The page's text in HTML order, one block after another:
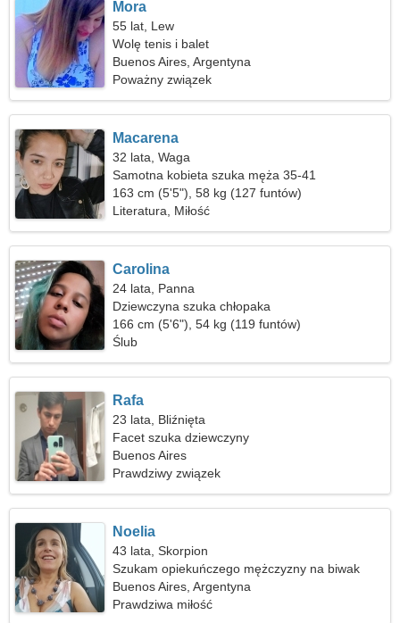
Mora
55 lat, Lew
Wolę tenis i balet
Buenos Aires, Argentyna
Poważny związek
Macarena
32 lata, Waga
Samotna kobieta szuka męża 35-41
163 cm (5'5"), 58 kg (127 funtów)
Literatura, Miłość
Carolina
24 lata, Panna
Dziewczyna szuka chłopaka
166 cm (5'6"), 54 kg (119 funtów)
Ślub
Rafa
23 lata, Bliźnięta
Facet szuka dziewczyny
Buenos Aires
Prawdziwy związek
Noelia
43 lata, Skorpion
Szukam opiekuńczego mężczyzny na biwak
Buenos Aires, Argentyna
Prawdziwa miłość